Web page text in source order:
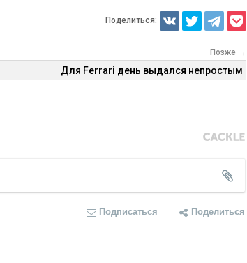
Поделиться:
Позже →
Для Ferrari день выдался непростым
Подписаться Поделиться